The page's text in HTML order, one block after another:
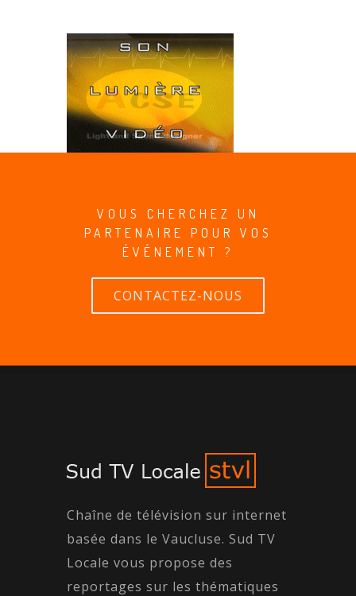
VOUS CHERCHEZ UN
PARTENAIRE POUR VOS
ÉVÉNEMENT ?
CONTACTEZ-NOUS
Chaîne de télévision sur internet
basée dans le Vaucluse. Sud TV
Locale vous propose des
reportages sur les thématiques